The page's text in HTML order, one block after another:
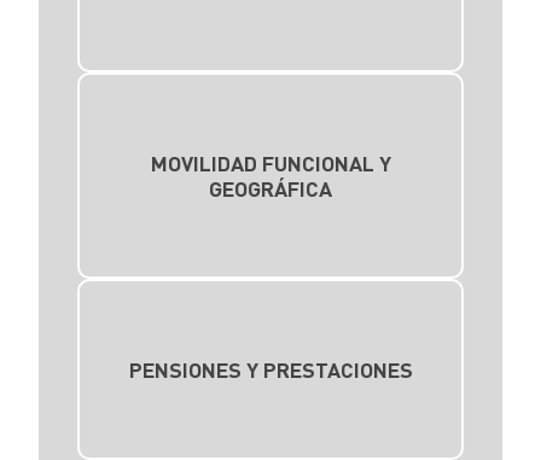
MOVILIDAD FUNCIONAL Y
GEOGRÁFICA
PENSIONES Y PRESTACIONES